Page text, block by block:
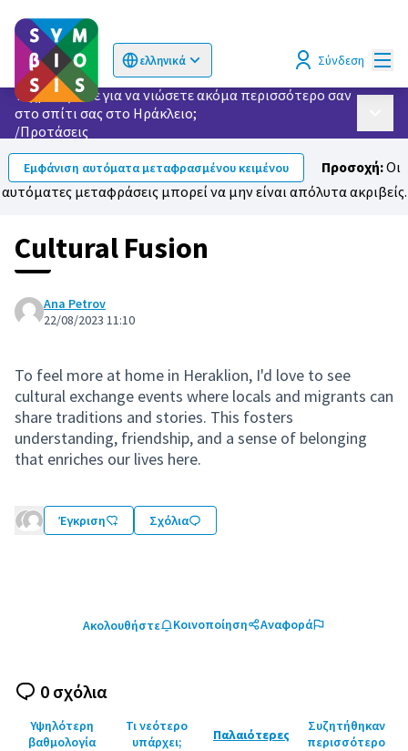
ελληνικά
Choose language Επιλογή γλώσσας Σύνδεση
Τι χρειάζεστε για να νιώσετε ακόμα περισσότερο σαν
στο σπίτι σας στο Ηράκλειο;
/Προτάσεις
Εμφάνιση αυτόματα μεταφρασμένου κειμένου Προσοχή:Οι
αυτόματες μεταφράσεις μπορεί να μην είναι απόλυτα ακριβείς.
Cultural Fusion
Ana Petrov
22/08/2023 11:10
To feel more at home in Heraklion, I'd love to see
cultural exchange events where locals and migrants can
share traditions and stories. This fosters
understanding, friendship, and a sense of belonging
that enriches our lives here.
Έγκριση Σχόλια
Ακολουθήστε Κοινοποίηση Αναφορά
0 σχόλια
Υψηλότερη
βαθμολογία
Τι νεότερο
υπάρχει;
Παλαιότερες
Συζητήθηκαν
περισσότερο